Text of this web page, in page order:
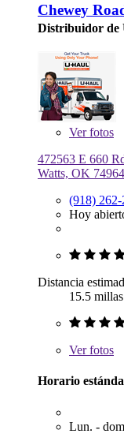
Chewey
Distribuidor de
Verfotos
472563 E 660
Watts, OK 74964
(918) 262-
Hoy
Distancia
15.5 millas
Verfotos
Horario
Lun. -